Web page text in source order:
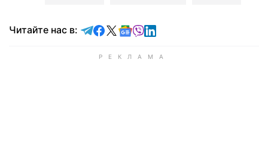
Читайте нас в: Читайте в Telegram
Читайте в Facebook
Читайте в X
Читайте в Google news
Читайте в Viber
Читайте в LinkedIn